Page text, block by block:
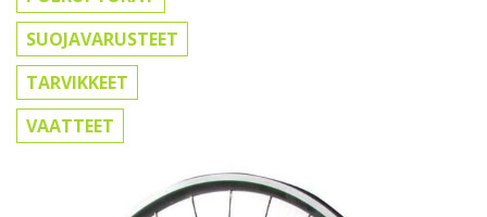
SUOJAVARUSTEET
TARVIKKEET
VAATTEET